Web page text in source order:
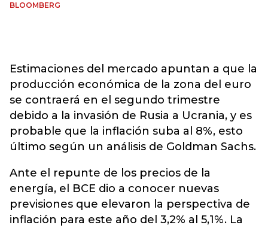
BLOOMBERG
Estimaciones del mercado apuntan a que la
producción económica de la zona del euro
se contraerá en el segundo trimestre
debido a la invasión de Rusia a Ucrania, y es
probable que la inflación suba al 8%, esto
último según un análisis de Goldman Sachs.
Ante el repunte de los precios de la
energía, el BCE dio a conocer nuevas
previsiones que elevaron la perspectiva de
inflación para este año del 3,2% al 5,1%. La